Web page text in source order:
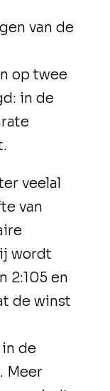
van de
op twee
in de
veelal
van
wordt
2:105 en
de winst
de
Meer